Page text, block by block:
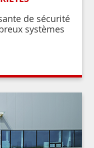
de sécurité
systèmes
ou aux
ces derniers.